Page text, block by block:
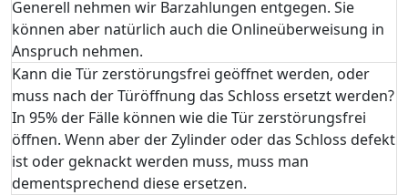
Generell nehmen wir Barzahlungen entgegen. Sie
können aber natürlich auch die Onlineüberweisung in
Anspruch nehmen.
Kann die Tür zerstörungsfrei geöffnet werden, oder
muss nach der Türöffnung das Schloss ersetzt werden?
In 95% der Fälle können wie die Tür zerstörungsfrei
öffnen. Wenn aber der Zylinder oder das Schloss defekt
ist oder geknackt werden muss, muss man
dementsprechend diese ersetzen.